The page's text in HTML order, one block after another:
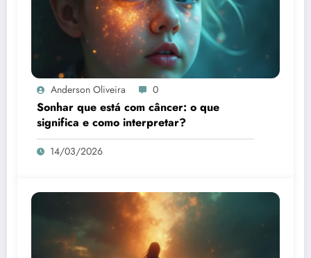
Anderson Oliveira 0
Sonhar que está com câncer: o que
significa e como interpretar?
14/03/2026